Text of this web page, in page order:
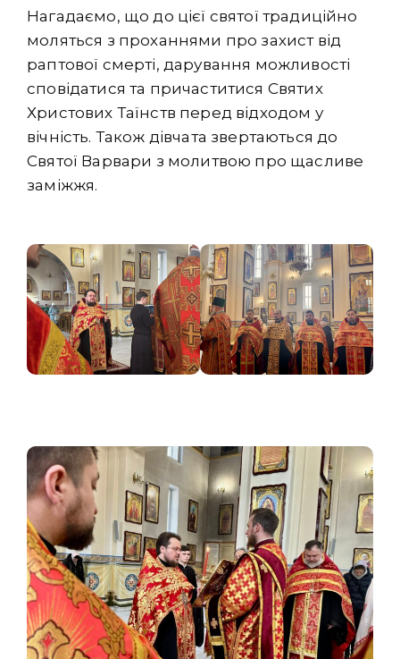
Нагадаємо, що до цієї святої традиційно
моляться з проханнями про захист від
раптової смерті, дарування можливості
сповідатися та причаститися Святих
Христових Таїнств перед відходом у
вічність. Також дівчата звертаються до
Святої Варвари з молитвою про щасливе
заміжжя.